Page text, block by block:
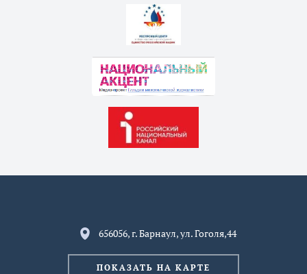
656056, г. Барнаул, ул. Гоголя,44
ПОКАЗАТЬ НА КАРТЕ